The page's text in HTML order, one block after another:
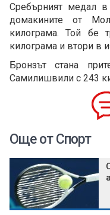
Сребърният медал
домакините от
килограма. Той бе
килограма и втори в
Бронзът стана
Самилишвили с 243
Още от Спорт